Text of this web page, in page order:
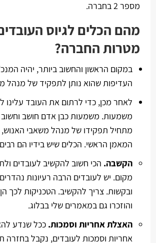
מספר 2 בחברה.
מהם הכלים לגיוס
מטרות החברה?
במקום הראשון והחשוב ביותר, יהיה
העדיפות שהוא נותן לתפקיד של מנהל
לאחר מכן, כדי לרתום את העובד עלינו
משמעות. משמעות כבן אדם חושב
מתחיל תפקידו של מנהל משאבי האנוש,
המאמן הראשי. הכלים שיש בידיו הם רבים
הקשבה. הכי חשוב להקשיב לעובדים
מקום. יש לעובדים הרבה רעיונות
ובקשות. צריך להקשיב. הטכניקות לכך
והוזכרו גם במאמרים שלי בבלוג.
האצלת אחריות וסמכות. ככל שנדע
אחריות וסמכות לעובדים, נקבל בחזרה